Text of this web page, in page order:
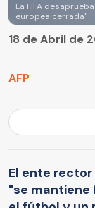
La FIFA
europea cerrada"
AFP
18 de Abril de
El ente
"se mantiene